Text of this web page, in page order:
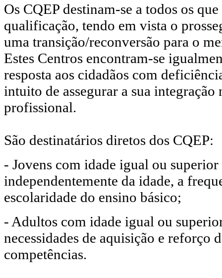
Os CQEP destinam-se a todos os
qualificação, tendo em vista o
uma transição/reconversão para o
Estes Centros encontram-se
resposta aos cidadãos com
intuito de assegurar a sua integração
profissional.
São destinatários diretos dos CQEP:
- Jovens com idade igual ou superior
independentemente da idade, a
escolaridade do ensino básico;
- Adultos com idade igual ou
necessidades de aquisição e reforço
competências.